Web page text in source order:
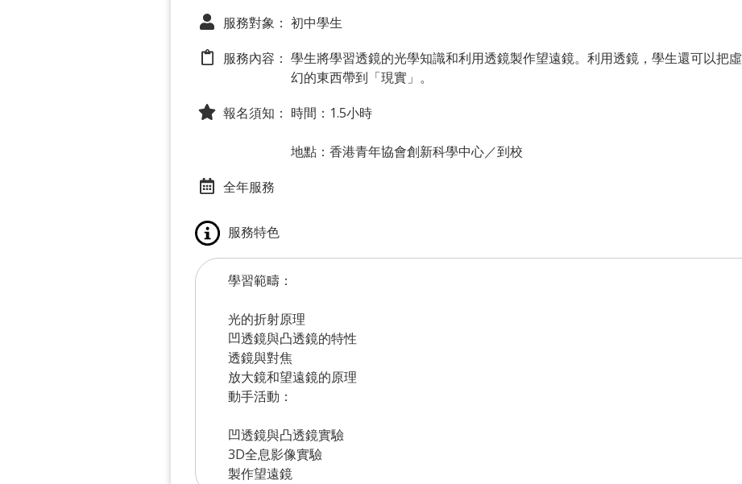
服務對象： 初中學生
服務內容： 學生將學習透鏡的光學知識和利用透鏡製作望遠鏡。利用透鏡，學生還可以把虛
幻的東西帶到「現實」。
報名須知： 時間：1.5小時
地點：香港青年協會創新科學中心／到校
全年服務
服務特色
學習範疇：
光的折射原理
凹透鏡與凸透鏡的特性
透鏡與對焦
放大鏡和望遠鏡的原理
動手活動：
凹透鏡與凸透鏡實驗
3D全息影像實驗
製作望遠鏡